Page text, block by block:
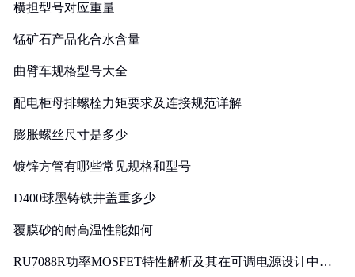
横担型号对应重量
锰矿石产品化合水含量
曲臂车规格型号大全
配电柜母排螺栓力矩要求及连接规范详解
膨胀螺丝尺寸是多少
镀锌方管有哪些常见规格和型号
D400球墨铸铁井盖重多少
覆膜砂的耐高温性能如何
RU7088R功率MOSFET特性解析及其在可调电源设计中的